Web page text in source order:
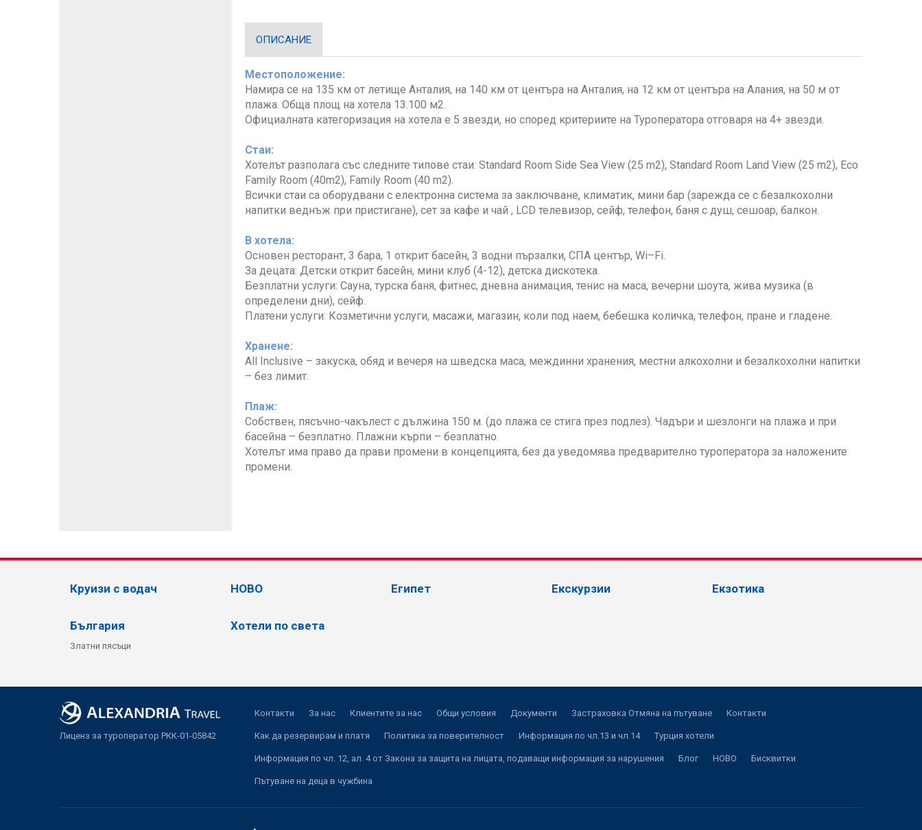
ОПИСАНИЕ
Местоположение:
Намира се на 135 км от летище Анталия, на 140 км от центъра на Анталия, на 12 км от центъра на Алания, на 50 м от
плажа. Обща площ на хотела 13.100 м2.
Официалната категоризация на хотела е 5 звезди, но според критериите на Туроператора отговаря на 4+ звезди.
Стаи:
Хотелът разполага със следните типове стаи: Standard Room Side Sea View (25 m2), Standard Room Land View (25 m2), Eco
Family Room (40m2), Family Room (40 m2).
Всички стаи са оборудвани с електронна система за заключване, климатик, мини бар (зарежда се с безалкохолни
напитки веднъж при пристигане), сет за кафе и чай , LCD телевизор, сейф, телефон, баня с душ, сешоар, балкон.
В хотела:
Основен ресторант, 3 бара, 1 открит басейн, 3 водни пързалки, СПА център, Wi–Fi.
За децата: Детски открит басейн, мини клуб (4-12), детска дискотека.
Безплатни услуги: Сауна, турска баня, фитнес, дневна анимация, тенис на маса, вечерни шоута, жива музика (в
определени дни), сейф.
Платени услуги: Козметични услуги, масажи, магазин, коли под наем, бебешка количка, телефон, пране и гладене.
Хранене:
All Inclusive – закуска, обяд и вечеря на шведска маса, междинни хранения, местни алкохолни и безалкохолни напитки
– без лимит.
Плаж:
Собствен, пясъчно-чакълест с дължина 150 м. (до плажа се стига през подлез). Чадъри и шезлонги на плажа и при
басейна – безплатно. Плажни кърпи – безплатно.
Хотелът има право да прави промени в концепцията, без да уведомява предварително туроператора за наложените
промени.
Круизи с водач НОВО Египет Екскурзии Екзотика
България
Златни пясъци
Хотели по света
Лиценз за туроператор РКК-01-05842
Контакти За нас Клиентите за нас Общи условия Документи Застраховка Отмяна на пътуване Контакти
Как да резервирам и платя Политика за поверителност Информация по чл.13 и чл.14 Турция хотели
Информация по чл. 12, ал. 4 от Закона за защита на лицата, подаващи информация за нарушения Блог НОВО Бисквитки
Пътуване на деца в чужбина